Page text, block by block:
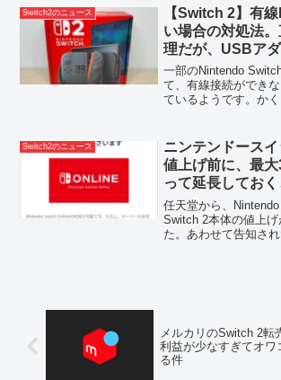
が、価格はどのくら
Switch2のニュース
【Switch 2】有
い場合の対処法
理だが、USBア
手も
一部のNintendo
て、有線接続ができ
ているようです。か
的にWi-Fiの無線接続
Switch2のニュース
ニンテンドース
値上げ前に、最
って延長してお
任天堂から、
Switch 2本体の値上げ
た。あわせて告知され
メルカリのSwitch 2転
利益が少なすぎてオワ
る件